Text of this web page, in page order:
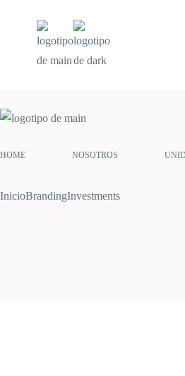
HOME NOSOTROS
InicioBrandingInvestments